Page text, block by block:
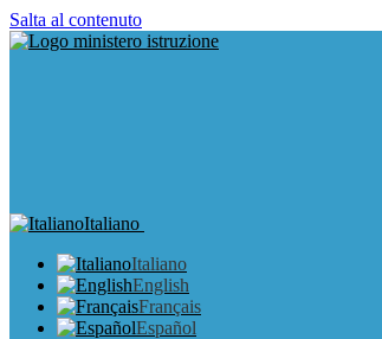
Salta al contenuto
Italiano
Italiano
English
Français
Español